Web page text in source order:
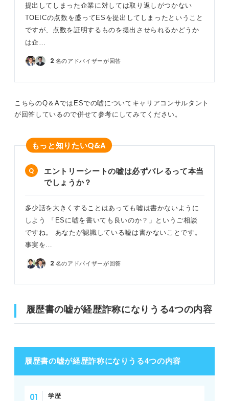
提出してしまった企業に対しては取り返しがつかない
TOEICの点数を盛ってESを提出してしまったということ
ですが、点数を証明するものを提出させられるかどうか
は企…
2 名のアドバイザーが回答
こちらのQ＆AではESでの嘘についてキャリアコンサルタント
が回答しているので併せて参考にしてみてください。
もっと知りたいQ&A
エントリーシートの嘘は必ずバレるって本当
でしょうか？
多少話を大きくすることはあっても嘘は書かないように
しよう 「ESに嘘を書いても良いのか？」というご相談
ですね。 あなたが認識している嘘は書かないことです。
事実を…
2 名のアドバイザーが回答
履歴書の嘘が経歴詐称になりうる4つの内容
履歴書の嘘が経歴詐称になりうる4つの内容
学歴